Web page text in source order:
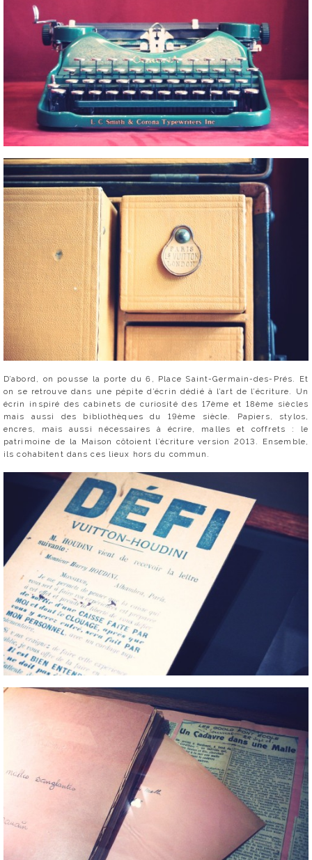
D’abord, on pousse la porte du 6, Place Saint-Germain-des-Prés. Et
on se retrouve dans une pépite d’écrin dédié à l’art de l’écriture. Un
écrin inspiré des cabinets de curiosité des 17ème et 18ème siècles
mais aussi des bibliothèques du 19ème siècle. Papiers, stylos,
encres, mais aussi nécessaires à écrire, malles et coffrets : le
patrimoine de la Maison côtoient l’écriture version 2013. Ensemble,
ils cohabitent dans ces lieux hors du commun.